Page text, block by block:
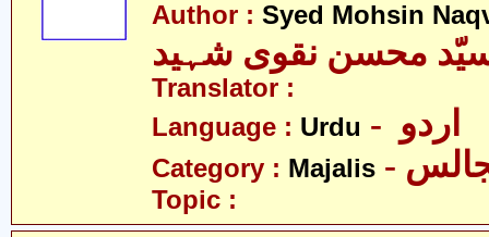
Author : Syed Mohsin
محسن نقوی شہید
Translator :
Language : Urdu
Category : Majalis
Topic :